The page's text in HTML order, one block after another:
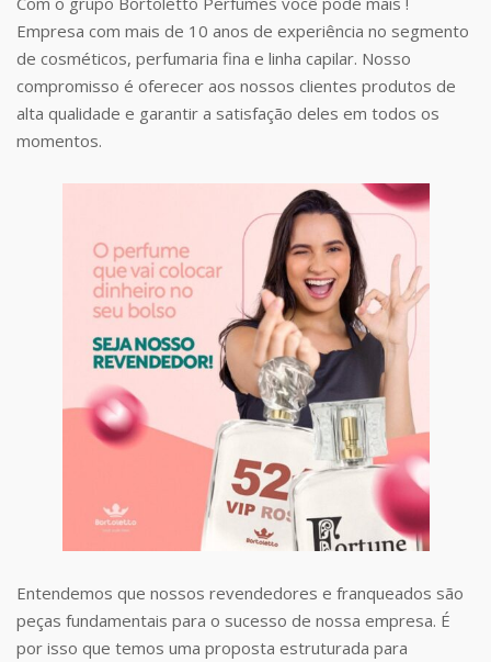
Empresa com mais de 10 anos de experiência no segmento
de cosméticos, perfumaria fina e linha capilar. Nosso
compromisso é oferecer aos nossos clientes produtos de
alta qualidade e garantir a satisfação deles em todos os
momentos.
Entendemos que nossos revendedores e franqueados são
peças fundamentais para o sucesso de nossa empresa. É
por isso que temos uma proposta estruturada para